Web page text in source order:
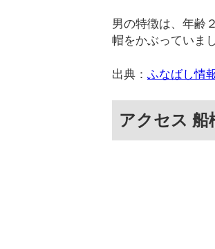
男の特徴は、年齢
帽をかぶっていまし
出典： ふなばし情
アクセス 船